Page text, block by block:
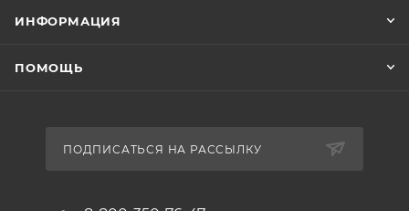
Звонок есть
Защита цепи есть
ИНФОРМАЦИЯ
ПОМОЩЬ
ПОДПИСАТЬСЯ НА РАССЫЛКУ